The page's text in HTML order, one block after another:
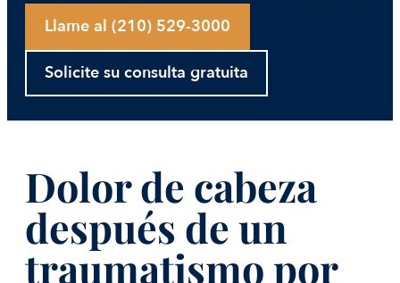
Llame al (210) 529-3000
Solicite su consulta gratuita
Dolor de cabeza
después de un
traumatismo por